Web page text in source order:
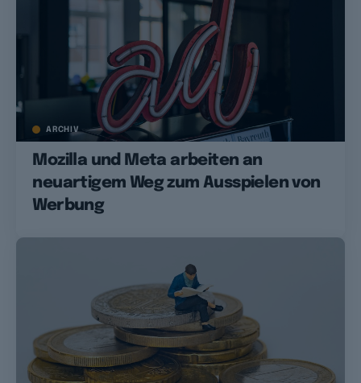
ARCHIV
Mozilla und Meta arbeiten an
neuartigem Weg zum Ausspielen von
Werbung